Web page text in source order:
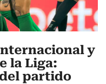
y
la Liga:
partido